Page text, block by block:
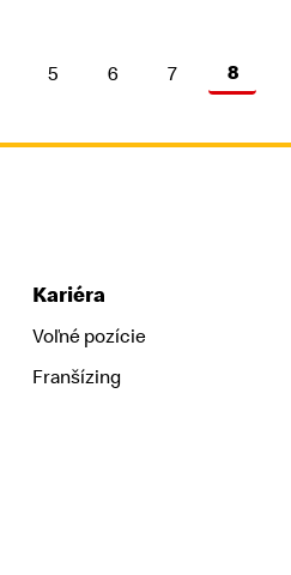
5 6 7 8
Kariéra
Voľné pozície
Franšízing